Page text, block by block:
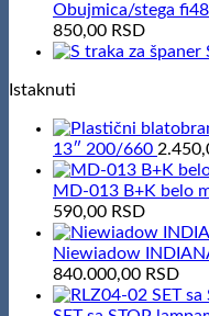
Obujmica/stega
850,00 RSD
Istaknuti
13″ 200/660
MD-013 B+K belo
590,00 RSD
Niewiadow
840.000,00 RSD